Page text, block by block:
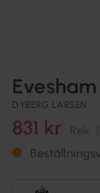
DYBERG LARSEN
831 kr Rek.